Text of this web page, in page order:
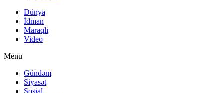
Dünya
İdman
Maraqlı
Video
Menu
Gündəm
Siyasət
Sosial